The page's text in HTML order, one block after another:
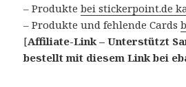
– Produktebei stickerpoint.de
– Produkte und fehlende Cards
[Affiliate-Link – Unterstützt
bestellt mit diesem Link bei